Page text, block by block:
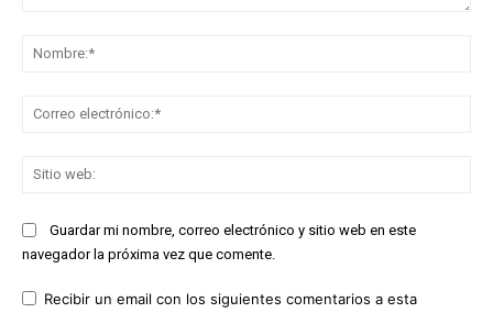
Guardar mi nombre, correo electrónico y sitio web en este
navegador la próxima vez que comente.
Recibir un email con los siguientes comentarios a esta